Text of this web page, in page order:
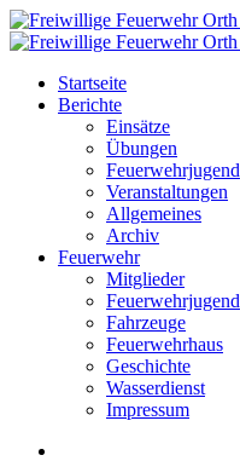
Startseite
Berichte
Einsätze
Übungen
Feuerwehrjugend
Veranstaltungen
Allgemeines
Archiv
Feuerwehr
Mitglieder
Feuerwehrjugend
Fahrzeuge
Feuerwehrhaus
Geschichte
Wasserdienst
Impressum